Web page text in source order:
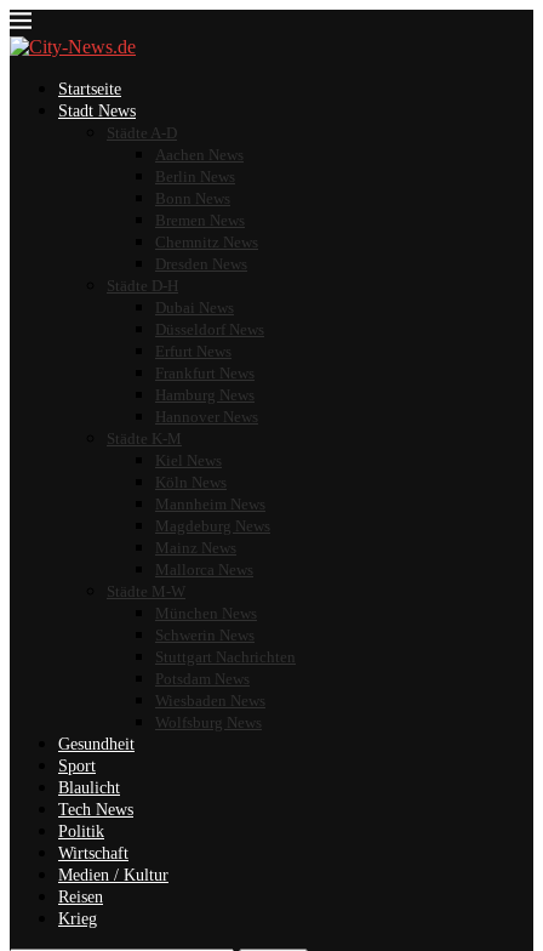
Startseite
Stadt News
Städte A-D
Aachen News
Berlin News
Bonn News
Bremen News
Chemnitz News
Dresden News
Städte D-H
Dubai News
Düsseldorf News
Erfurt News
Frankfurt News
Hamburg News
Hannover News
Städte K-M
Kiel News
Köln News
Mannheim News
Magdeburg News
Mainz News
Mallorca News
Städte M-W
München News
Schwerin News
Stuttgart Nachrichten
Potsdam News
Wiesbaden News
Wolfsburg News
Gesundheit
Sport
Blaulicht
Tech News
Politik
Wirtschaft
Medien / Kultur
Reisen
Krieg